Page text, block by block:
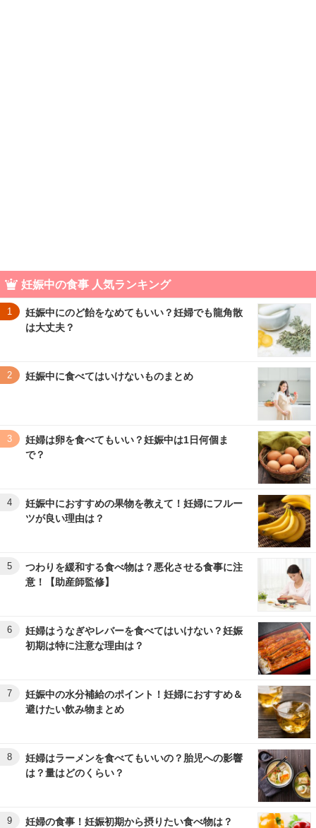
妊娠中の食事 人気ランキング
1
妊娠中にのど飴をなめてもいい？妊婦でも龍角散
は大丈夫？
2 妊娠中に食べてはいけないものまとめ
3
妊婦は卵を食べてもいい？妊娠中は1日何個ま
で？
4
妊娠中におすすめの果物を教えて！妊婦にフルー
ツが良い理由は？
5
つわりを緩和する食べ物は？悪化させる食事に注
意！【助産師監修】
6
妊婦はうなぎやレバーを食べてはいけない？妊娠
初期は特に注意な理由は？
7
妊娠中の水分補給のポイント！妊婦におすすめ＆
避けたい飲み物まとめ
8
妊婦はラーメンを食べてもいいの？胎児への影響
は？量はどのくらい？
9 妊婦の食事！妊娠初期から摂りたい食べ物は？